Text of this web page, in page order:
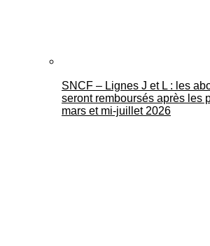
SNCF – Lignes J et L : les
seront remboursés après les
mars et mi-juillet 2026